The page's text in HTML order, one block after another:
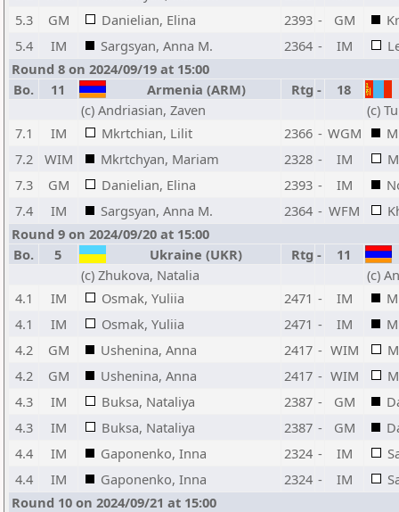
5.3
GM Danielian, Elina 2393 - GM
5.4
IM Sargsyan, Anna M. 2364 - IM
Round 8 on 2024/09/19 at 15:00
Bo.
11 Armenia (ARM) Rtg -
18
(c) Andriasian, Zaven
(c)
7.1
IM Mkrtchian, Lilit 2366 - WGM
7.2
WIM Mkrtchyan, Mariam 2328 - IM
7.3
GM Danielian, Elina 2393 - IM
7.4
IM Sargsyan, Anna M. 2364 - WFM
Round 9 on 2024/09/20 at 15:00
Bo.
5 Ukraine (UKR) Rtg -
11
(c) Zhukova, Natalia
(c)
4.1
IM Osmak, Yuliia 2471 - IM
4.1
IM Osmak, Yuliia 2471 - IM
4.2
GM Ushenina, Anna 2417 - WIM
4.2
GM Ushenina, Anna 2417 - WIM
4.3
IM Buksa, Nataliya 2387 - GM
4.3
IM Buksa, Nataliya 2387 - GM
4.4
IM Gaponenko, Inna 2324 - IM
4.4
IM Gaponenko, Inna 2324 - IM
Round 10 on 2024/09/21 at 15:00